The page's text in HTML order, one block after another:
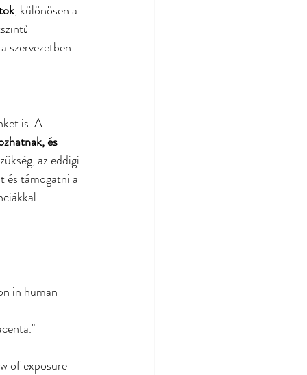
, különösen a
szervezetben
is. A
és
az eddigi
és támogatni a
in human
of exposure